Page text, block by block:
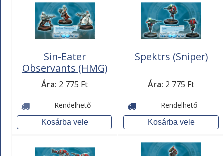
Sin-Eater
Observants (HMG)
Ára: 2 775 Ft
Rendelhető
Spektrs (Sniper)
Ára: 2 775 Ft
Rendelhető